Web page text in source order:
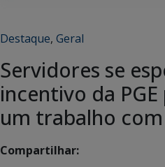
Destaque, Geral
Servidores se
incentivo da
um trabalho
Compartilhar: